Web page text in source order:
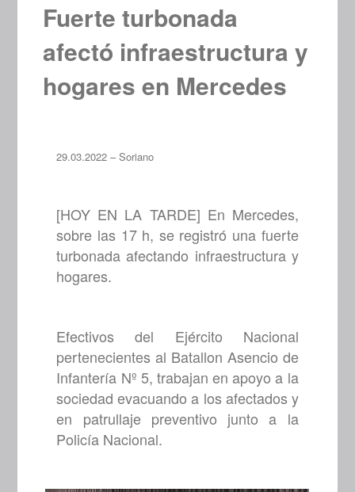
Fuerte turbonada
afectó infraestructura y
hogares en Mercedes
29.03.2022 – Soriano
[HOY EN LA TARDE] En Mercedes,
sobre las 17 h, se registró una fuerte
turbonada afectando infraestructura y
hogares.
Efectivos del Ejército Nacional
pertenecientes al Batallon Asencio de
Infantería Nº 5, trabajan en apoyo a la
sociedad evacuando a los afectados y
en patrullaje preventivo junto a la
Policía Nacional.